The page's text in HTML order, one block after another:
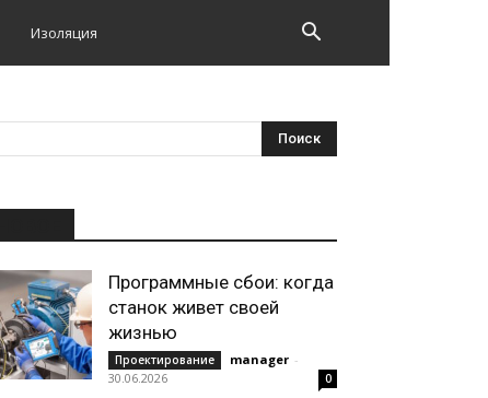
Изоляция
Программные сбои: когда
станок живет своей
жизнью
Проектирование manager -
30.06.2026
0